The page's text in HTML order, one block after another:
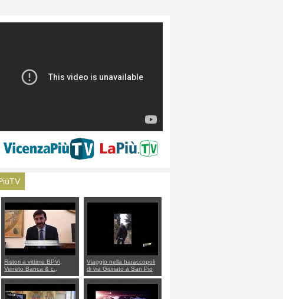
Ristori a vittime BPVi,
Veneto Banca & c.,
appello al sottosegretario
Alessio Villarosa: per
mettere ordine convochi
con Di Maio CNCU a
Viaggio nella baraccopoli
di via Giuriato a San Pio
X. Vicenza ai Vicentini:
“faremo un regalo di
Natale ai residenti”